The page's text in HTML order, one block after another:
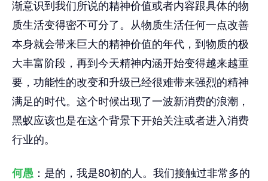
渐意识到我们所说的精神价值或者内容跟具体的物
质生活变得密不可分了。从物质生活任何一点改善
本身就会带来巨大的精神价值的年代，到物质的极
大丰富阶段，再到今天精神内涵开始变得越来越重
要，功能性的改变和升级已经很难带来强烈的精神
满足的时代。这个时候出现了一波新消费的浪潮，
黑蚁应该也是在这个背景下开始关注或者进入消费
行业的。
何愚 ：是的，我是80初的人。我们接触过非常多的